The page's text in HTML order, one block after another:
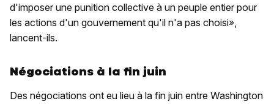
d'imposer une punition collective à un peuple entier pour
les actions d'un gouvernement qu'il n'a pas choisi»,
lancent-ils.
Négociations à la fin juin
Des négociations ont eu lieu à la fin juin entre Washington